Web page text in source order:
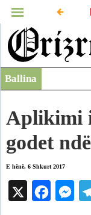
MENUJA
Infografikë
Arkiv
Ballina
Aplikimi
godet
E hënë, 6 Shkurt 2017
Facebook